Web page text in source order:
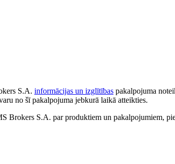
S.A. informācijas un izglītības pakalpojuma
no šī pakalpojuma jebkurā laikā atteikties.
Brokers S.A. par produktiem un pakalpojumiem,